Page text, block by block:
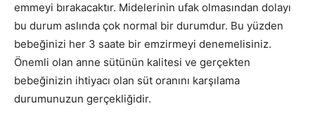
emmeyi bırakacaktır. Midelerinin ufak olmasından dolayı
bu durum aslında çok normal bir durumdur. Bu yüzden
bebeğinizi her 3 saate bir emzirmeyi denemelisiniz.
Önemli olan anne sütünün kalitesi ve gerçekten
bebeğinizin ihtiyacı olan süt oranını karşılama
durumunuzun gerçekliğidir.